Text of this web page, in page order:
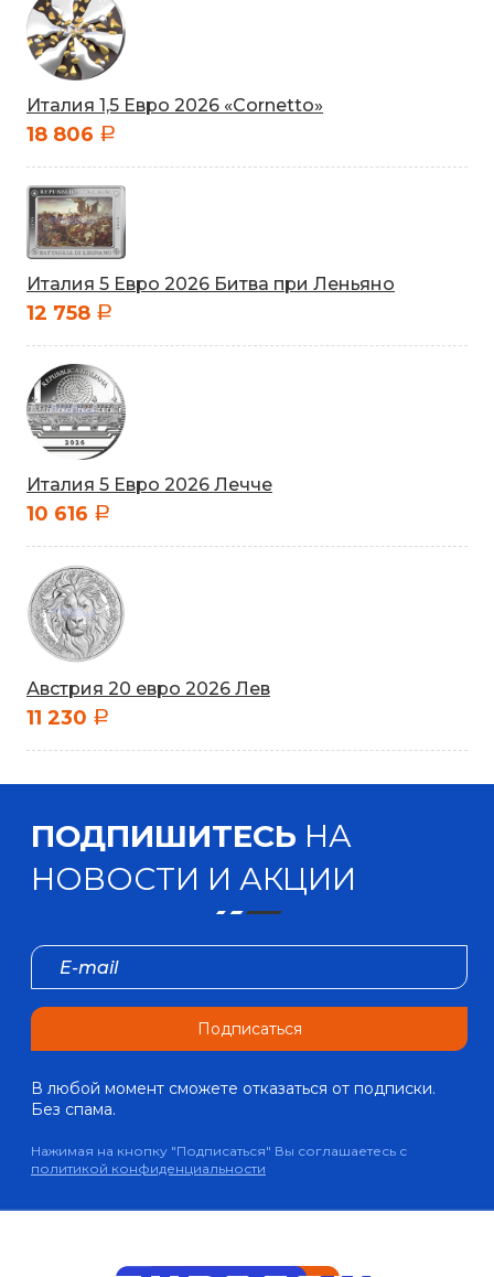
Италия 1,5 Евро 2026 «Cornetto»
18 806 a
Италия 5 Евро 2026 Битва при Леньяно
12 758 a
Италия 5 Евро 2026 Лечче
10 616 a
Австрия 20 евро 2026 Лев
11 230 a
ПОДПИШИТЕСЬ НА
НОВОСТИ И АКЦИИ
Подписаться
В любой момент сможете отказаться от подписки.
Без спама.
Нажимая на кнопку "Подписаться" Вы соглашаетесь с
политикой конфиденциальности